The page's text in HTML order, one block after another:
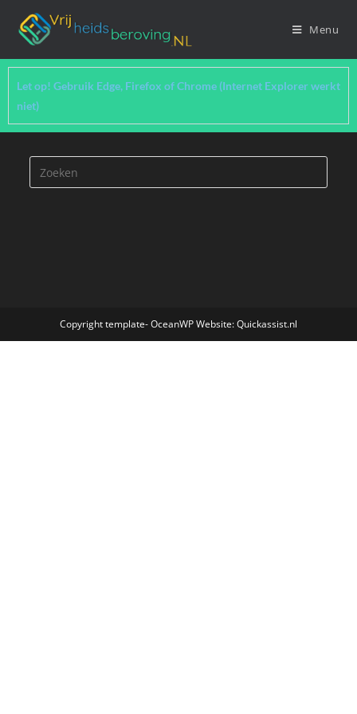
Menu
Let op! Gebruik Edge, Firefox of Chrome (Internet Explorer werkt
niet)
Copyright template- OceanWP Website: Quickassist.nl